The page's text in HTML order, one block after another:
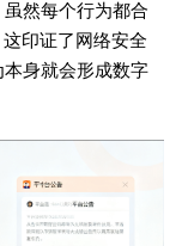
然每个行为都合
印证了网络安全
身就会形成数字